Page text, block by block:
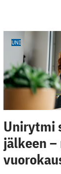
UNI
Unirytmi
jälkeen –